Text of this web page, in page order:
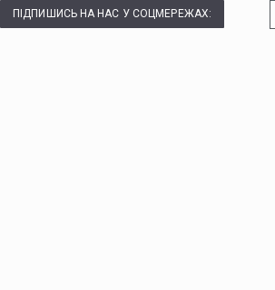
ПІДПИШИСЬ НА НАС У СОЦМЕРЕЖАХ: